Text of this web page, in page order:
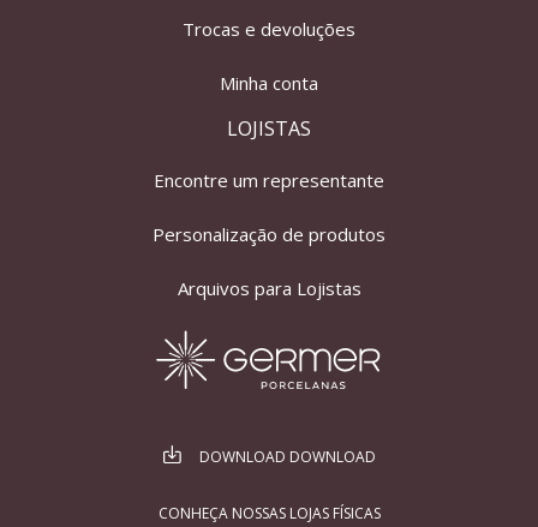
Trocas e devoluções
Minha conta
LOJISTAS
Encontre um representante
Personalização de produtos
Arquivos para Lojistas
DOWNLOAD DOWNLOAD
CONHEÇA NOSSAS LOJAS FÍSICAS